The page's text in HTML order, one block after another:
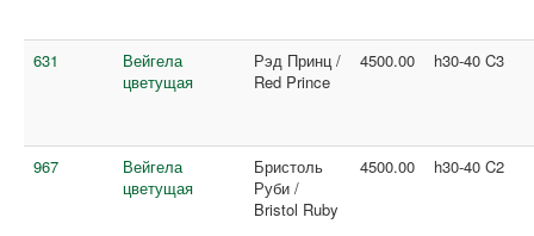
631
Вейгела
цветущая
Рэд Принц /
Red Prince
4500.00 h30-40 C3
967
Вейгела
цветущая
Бристоль
Руби /
Bristol Ruby
4500.00 h30-40 C2